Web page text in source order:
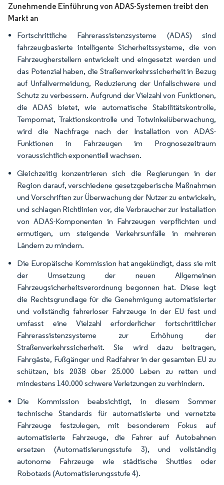
Zunehmende Einführung von ADAS-Systemen treibt den
Markt an
Fortschrittliche Fahrerassistenzsysteme (ADAS) sind
fahrzeugbasierte intelligente Sicherheitssysteme, die von
Fahrzeugherstellern entwickelt und eingesetzt werden und
das Potenzial haben, die Straßenverkehrssicherheit in Bezug
auf Unfallvermeidung, Reduzierung der Unfallschwere und
Schutz zu verbessern. Aufgrund der Vielzahl von Funktionen,
die ADAS bietet, wie automatische Stabilitätskontrolle,
Tempomat, Traktionskontrolle und Totwinkelüberwachung,
wird die Nachfrage nach der Installation von ADAS-
Funktionen in Fahrzeugen im Prognosezeitraum
voraussichtlich exponentiell wachsen.
Gleichzeitig konzentrieren sich die Regierungen in der
Region darauf, verschiedene gesetzgeberische Maßnahmen
und Vorschriften zur Überwachung der Nutzer zu entwickeln,
und schlagen Richtlinien vor, die Verbraucher zur Installation
von ADAS-Komponenten in Fahrzeugen verpflichten und
ermutigen, um steigende Verkehrsunfälle in mehreren
Ländern zu mindern.
Die Europäische Kommission hat angekündigt, dass sie mit
der Umsetzung der neuen Allgemeinen
Fahrzeugsicherheitsverordnung begonnen hat. Diese legt
die Rechtsgrundlage für die Genehmigung automatisierter
und vollständig fahrerloser Fahrzeuge in der EU fest und
umfasst eine Vielzahl erforderlicher fortschrittlicher
Fahrerassistenzsysteme zur Erhöhung der
Straßenverkehrssicherheit. Sie wird dazu beitragen,
Fahrgäste, Fußgänger und Radfahrer in der gesamten EU zu
schützen, bis 2038 über 25.000 Leben zu retten und
mindestens 140.000 schwere Verletzungen zu verhindern.
Die Kommission beabsichtigt, in diesem Sommer
technische Standards für automatisierte und vernetzte
Fahrzeuge festzulegen, mit besonderem Fokus auf
automatisierte Fahrzeuge, die Fahrer auf Autobahnen
ersetzen (Automatisierungsstufe 3), und vollständig
autonome Fahrzeuge wie städtische Shuttles oder
Robotaxis (Automatisierungsstufe 4).